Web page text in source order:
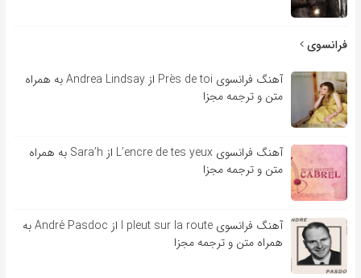
فرانسوی
آهنگ فرانسوی Près de toi از Andrea Lindsay به همراه
متن و ترجمه مجزا
آهنگ فرانسوی L’encre de tes yeux از Sara’h به همراه
متن و ترجمه مجزا
آهنگ فرانسوی l pleut sur la route از André Pasdoc به
همراه متن و ترجمه مجزا